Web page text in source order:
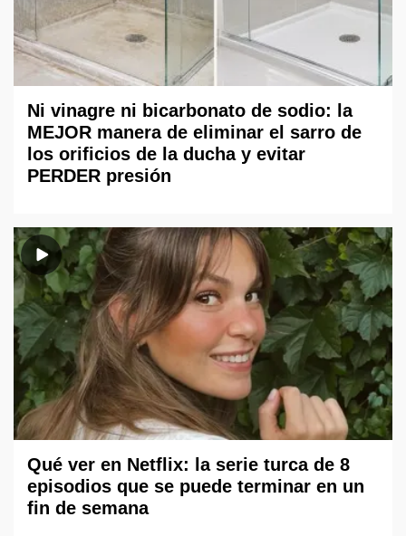
Ni vinagre ni bicarbonato de sodio: la
MEJOR manera de eliminar el sarro de
los orificios de la ducha y evitar
PERDER presión
Qué ver en Netflix: la serie turca de 8
episodios que se puede terminar en un
fin de semana